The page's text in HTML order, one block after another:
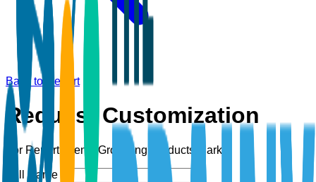
Back to Report
Request Customization
For Report: Men’s Grooming Products Market
Full Name *